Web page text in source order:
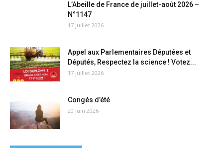
L’Abeille de France de juillet-août 2026 –
N°1147
17 juillet 2026
Appel aux Parlementaires Députées et
Députés, Respectez la science ! Votez...
17 juillet 2026
Congés d’été
20 juin 2026